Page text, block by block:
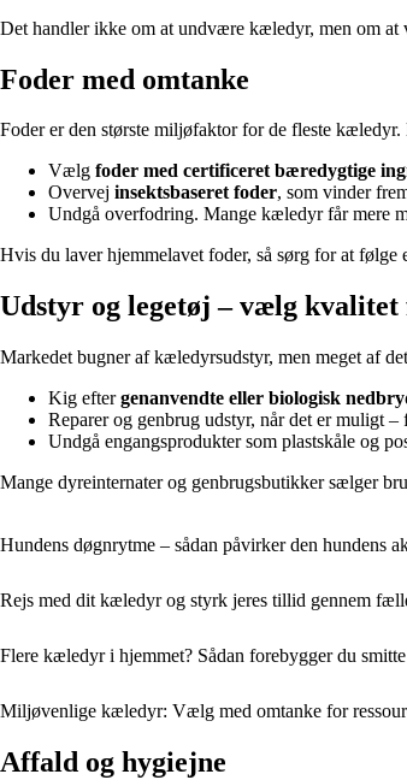
Det handler ikke om at undvære kæledyr, men om at
Foder med omtanke
Foder er den største miljøfaktor for de fleste
Vælg foder med certificeret bæredygtige
Overvej insektsbaseret foder, som vinder
Undgå overfodring. Mange kæledyr får mere
Hvis du laver hjemmelavet foder, så sørg for at
Udstyr og legetøj – vælg
Markedet bugner af kæledyrsudstyr, men meget af
Kig eftergenanvendte eller biologisk
Reparer og genbrug udstyr, når det er muligt
Undgå engangsprodukter som plastskåle og
Mange dyreinternater og genbrugsbutikker sælger
Hundens døgnrytme – sådan påvirker den hundens
Rejs med dit kæledyr og styrk jeres tillid gennem
Flere kæledyr i hjemmet? Sådan forebygger du smitte
Miljøvenlige kæledyr: Vælg med omtanke for
Affald og hygiejne